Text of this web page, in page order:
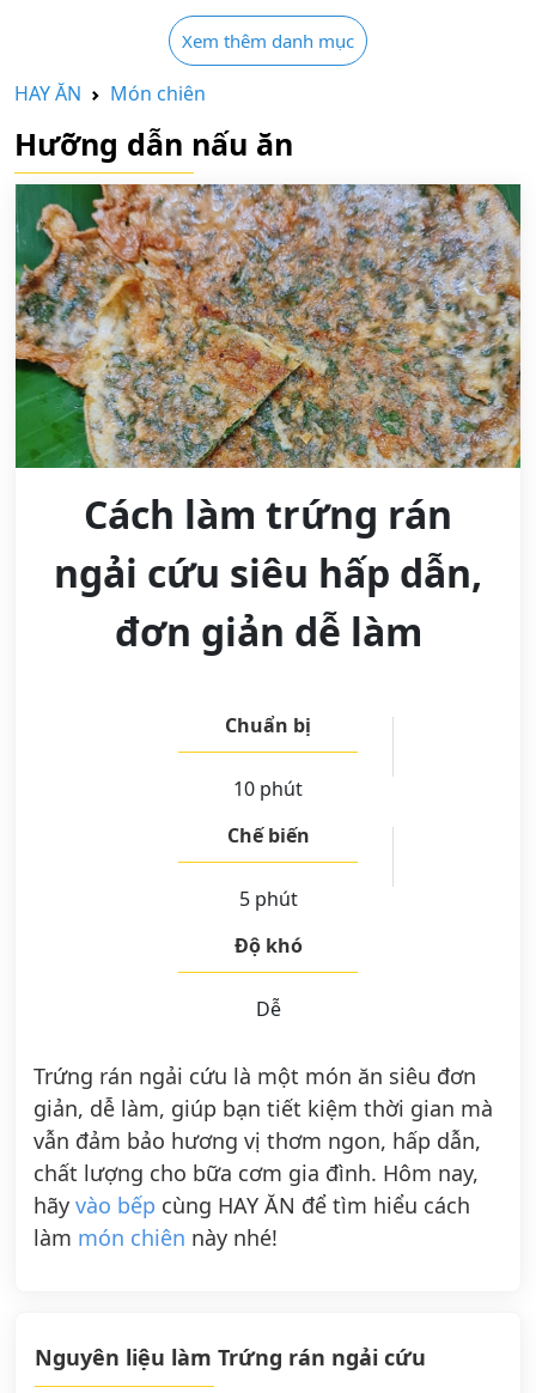
Xem thêm danh mục
HAY ĂN Món chiên
Hưỡng dẫn nấu ăn
Cách làm trứng rán
ngải cứu siêu hấp dẫn,
đơn giản dễ làm
Chuẩn bị
10 phút
Chế biến
5 phút
Độ khó
Dễ
Trứng rán ngải cứu là một món ăn siêu đơn
giản, dễ làm, giúp bạn tiết kiệm thời gian mà
vẫn đảm bảo hương vị thơm ngon, hấp dẫn,
chất lượng cho bữa cơm gia đình. Hôm nay,
hãy vào bếp cùng HAY ĂN để tìm hiểu cách
làm món chiên này nhé!
Nguyên liệu làm Trứng rán ngải cứu